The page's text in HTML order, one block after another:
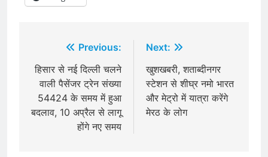
navigation
Previous:
हिसार से नई दिल्ली चलने
वाली पैसेंजर ट्रेन संख्या
54424 के समय में हुआ
बदलाव, 10 अप्रैल से लागू
होंगे नए समय
Next:
खुशखबरी, शताब्दीनगर
स्टेशन से शीघ्र नमो भारत
और मेट्रो में यात्रा करेंगे
मेरठ के लोग